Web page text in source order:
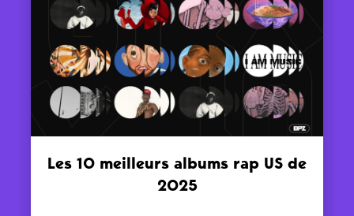
Les 10 meilleurs albums rap US de
2025